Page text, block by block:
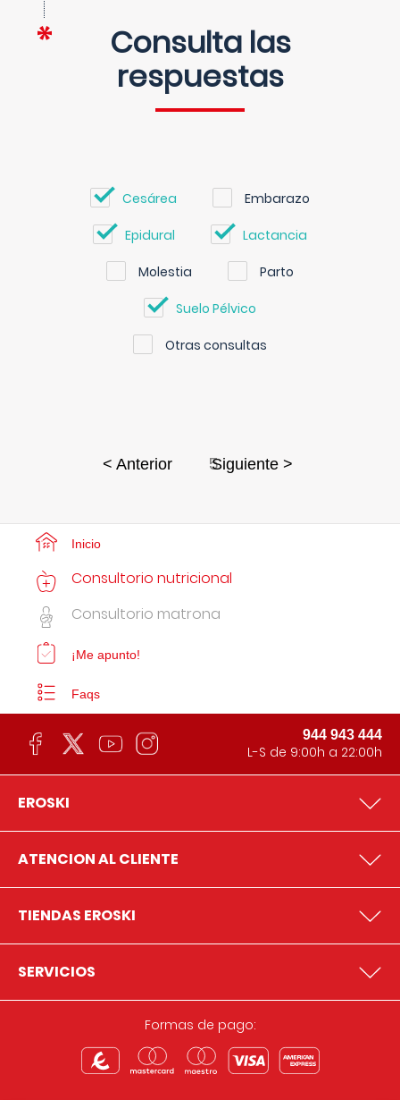
Consulta las
respuestas
Cesárea Embarazo
Epidural Lactancia
Molestia Parto
Suelo Pélvico
Otras consultas
< Anterior 5
Siguiente >
Inicio
Consultorio nutricional
Consultorio matrona
¡Me apunto!
Faqs
944 943 444
L-S de 9:00h a 22:00h
EROSKI
ATENCION AL CLIENTE
TIENDAS EROSKI
SERVICIOS
Formas de pago: